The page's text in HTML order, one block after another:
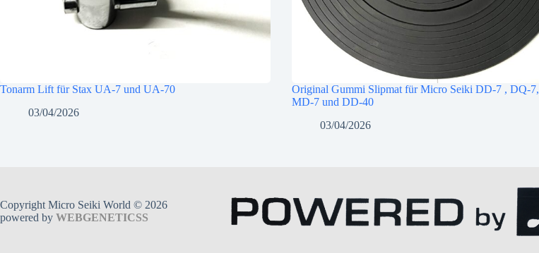
Tonarm Lift für Stax UA-7 und UA-70
03/04/2026
Original Gummi Slipmat für Micro Seiki DD-7 , DQ-7,
MD-7 und DD-40
03/04/2026
Copyright Micro Seiki World © 2026
powered by WEBGENETICSS